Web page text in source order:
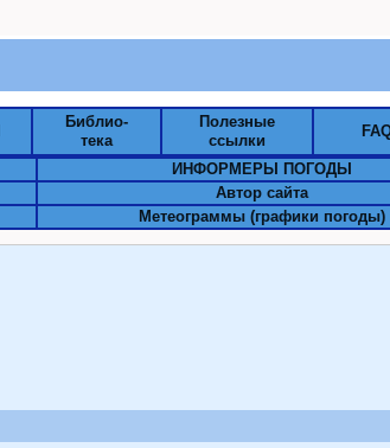
Библио-
тека
Полезные
ссылки
ИНФОРМЕРЫ ПОГОДЫ
Автор сайта
Метеограммы (графики погоды)